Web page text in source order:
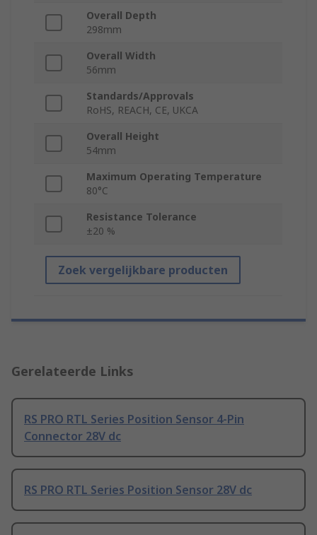
Overall Depth
298mm
Overall Width
56mm
Standards/Approvals
RoHS, REACH, CE, UKCA
Overall Height
54mm
Maximum Operating Temperature
80°C
Resistance Tolerance
±20 %
Zoek vergelijkbare producten
Gerelateerde Links
RS PRO RTL Series Position Sensor 4-Pin
Connector 28V dc
RS PRO RTL Series Position Sensor 28V dc